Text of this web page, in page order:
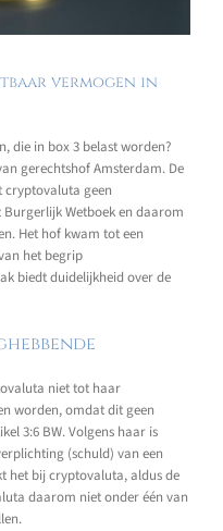
vermogen in
die in box 3 belast worden?
gerechtshof Amsterdam. De
cryptovaluta geen
Wetboek en daarom
Het hof kwam tot een
het begrip
biedt duidelijkheid over de
niet tot haar
worden, omdat dit geen
3:6 BW. Volgens haar is
(schuld) van een
het bij cryptovaluta, aldus de
daarom niet onder één van